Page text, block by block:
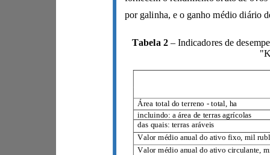
Tabela 2 –
Área total do terreno - total, ha
incluindo: a área de terras agrícolas
das quais: terras aráveis